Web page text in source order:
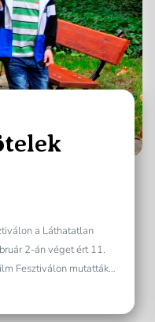
a Láthatatlan
2-án véget ért 11.
Fesztiválon mutatták